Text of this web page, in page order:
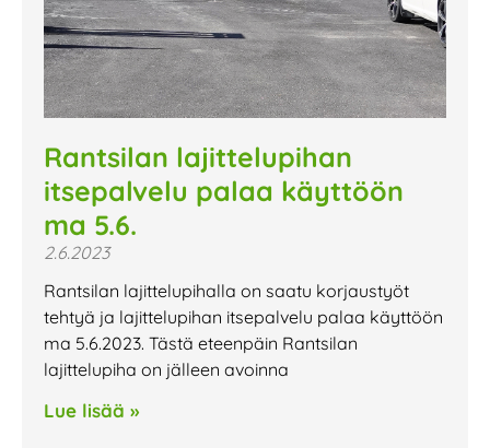
Rantsilan lajittelupihan
itsepalvelu palaa käyttöön
ma 5.6.
2.6.2023
Rantsilan lajittelupihalla on saatu korjaustyöt
tehtyä ja lajittelupihan itsepalvelu palaa käyttöön
ma 5.6.2023. Tästä eteenpäin Rantsilan
lajittelupiha on jälleen avoinna
Lue lisää »